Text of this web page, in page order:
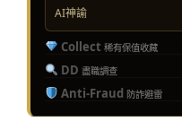
AI神諭
Collect 稀有保值收藏
DD 盡職調查
Anti-Fraud 防詐避雷